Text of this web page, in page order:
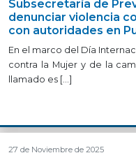
Subsecretaría de
denunciar violencia
con autoridades en
En el marco del Día
contra la Mujer y de la
llamado es […]
27 de Noviembre de 2025